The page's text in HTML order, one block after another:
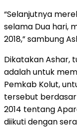
“Selanjutnya
selama Dua hari,
2018,” sambung
Dikatakan Ashar,
adalah untuk
Pemkab Kolut,
tersebut
2014 tentang
diikuti dengan